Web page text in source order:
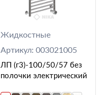
Жидкостные
Артикул: 003021005
ЛП (г3)-100/50/57 без
полочки электрический